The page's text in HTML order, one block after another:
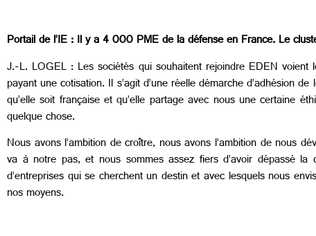
Portail de l’IE : Il y a 4 000 PME de la défense en France. Le
J.-L. LOGEL : Les sociétés qui souhaitent rejoindre EDEN
payant une cotisation. Il s’agit d’une réelle démarche d’adhésion
qu’elle soit française et qu’elle partage avec nous une certaine
quelque chose.
Nous avons l’ambition de croître, nous avons l’ambition de nous
va à notre pas, et nous sommes assez fiers d’avoir dépassé
d’entreprises qui se cherchent un destin et avec lesquels nous
nos moyens.